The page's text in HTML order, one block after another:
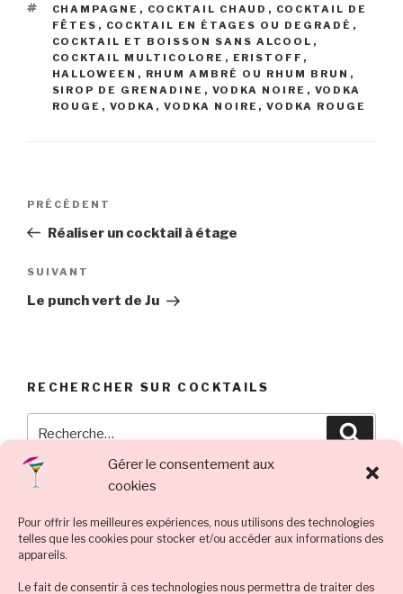
Gérer le consentement aux
cookies
Pour offrir les meilleures expériences, nous utilisons des technologies
telles que les cookies pour stocker et/ou accéder aux informations des
appareils.
Le fait de consentir à ces technologies nous permettra de traiter des
ÉTIQUETTES
CHAMPAGNE , COCKTAIL CHAUD , COCKTAIL DE
FÊTES , COCKTAIL EN ÉTAGES OU DEGRADÉ ,
COCKTAIL ET BOISSON SANS ALCOOL ,
COCKTAIL MULTICOLORE , ERISTOFF ,
HALLOWEEN , RHUM AMBRÉ OU RHUM BRUN ,
SIROP DE GRENADINE , VODKA NOIRE , VODKA
ROUGE , VODKA, VODKA NOIRE, VODKA ROUGE
Navigation
l’article
Article
précédent
PRÉCÉDENT
Réaliser un cocktail à étage
Article
suivant
SUIVANT
Le punch vert de Ju
RECHERCHER SUR COCKTAILS
pour
:
Idées cocktails (avec et sans alcool) pour tous fêter la St